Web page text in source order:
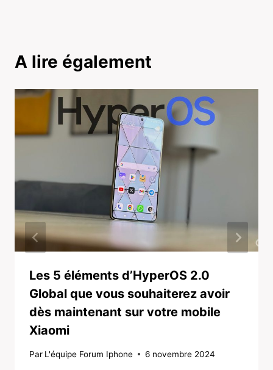
A lire également
Les 5 éléments d’HyperOS 2.0
Global que vous souhaiterez avoir
dès maintenant sur votre mobile
Xiaomi
Par L'équipe Forum Iphone 6 novembre 2024